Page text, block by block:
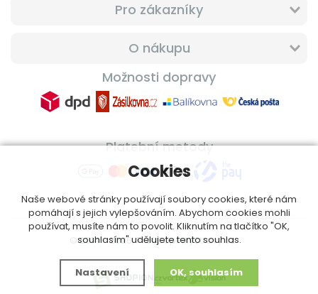
Pro zákazníky
O nákupu
Možnosti dopravy
Platební metody
© 2014 - 2026, ProfiDoplnkyStravy.cz
Cookies
Naše webové stránky používají soubory cookies, které nám
pomáhají s jejich vylepšováním. Abychom cookies mohli
používat, musíte nám to povolit. Kliknutím na tlačítko "OK,
souhlasím" udělujete tento souhlas.
Nastavení OK, souhlasím